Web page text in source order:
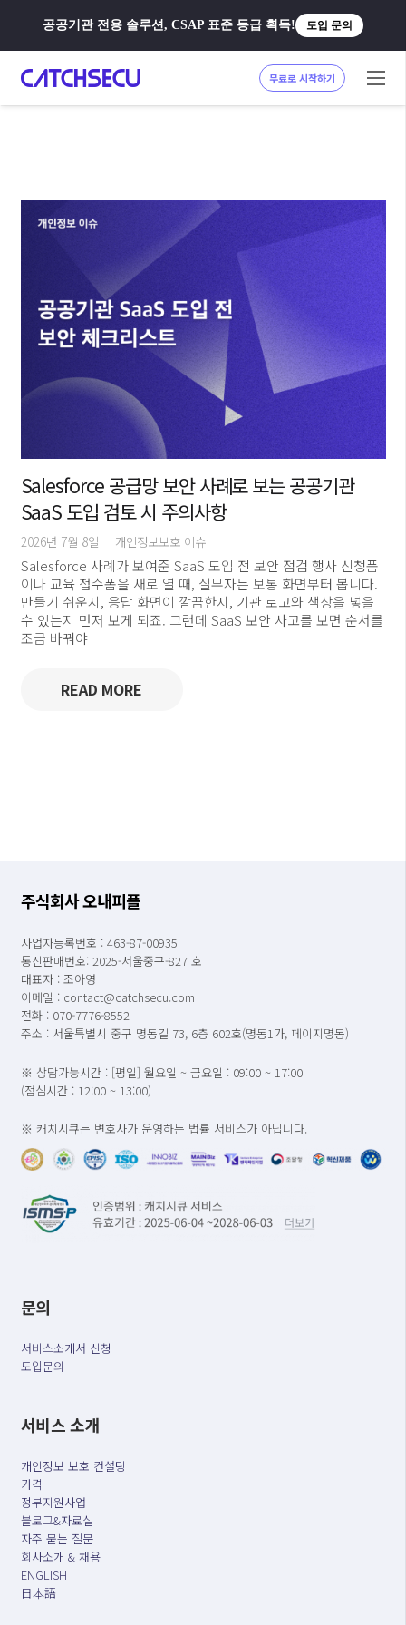
공공기관 전용 솔루션, CSAP 표준 등급 획득! 도입 문의
무료로 시작하기
Salesforce 공급망 보안 사례로 보는 공공기관
SaaS 도입 검토 시 주의사항
2026년 7월 8일 개인정보보호 이슈
Salesforce 사례가 보여준 SaaS 도입 전 보안 점검 행사 신청폼
이나 교육 접수폼을 새로 열 때, 실무자는 보통 화면부터 봅니다.
만들기 쉬운지, 응답 화면이 깔끔한지, 기관 로고와 색상을 넣을
수 있는지 먼저 보게 되죠. 그런데 SaaS 보안 사고를 보면 순서를
조금 바꿔야
READ MORE
주식회사 오내피플
사업자등록번호 : 463-87-00935
통신판매번호: 2025-서울중구-827 호
대표자 : 조아영
이메일 : contact@catchsecu.com
전화 : 070-7776-8552
주소 : 서울특별시 중구 명동길 73, 6층 602호(명동1가, 페이지명동)
※ 상담가능시간 : [평일] 월요일 ~ 금요일 : 09:00 ~ 17:00
(점심시간 : 12:00 ~ 13:00)
※ 캐치시큐는 변호사가 운영하는 법률 서비스가 아닙니다.
문의
서비스소개서 신청
도입문의
서비스 소개
개인정보 보호 컨설팅
가격
정부지원사업
블로그&자료실
자주 묻는 질문
회사소개 & 채용
ENGLISH
日本語